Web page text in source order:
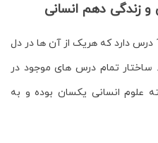
زندگی دهم انسانی
همانطور که گفته شد، این کتاب 14 درس دارد که هریک از آن ها در دل
ساختار تمام درس های موجود در
علوم انسانی یکسان بوده و به